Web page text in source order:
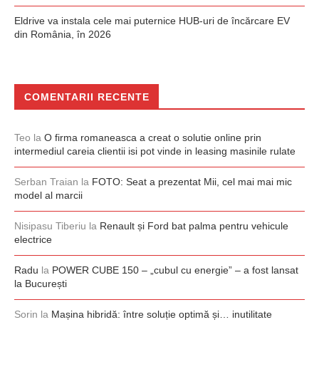
Eldrive va instala cele mai puternice HUB-uri de încărcare EV
din România, în 2026
COMENTARII RECENTE
Teo la O firma romaneasca a creat o solutie online prin
intermediul careia clientii isi pot vinde in leasing masinile rulate
Serban Traian la FOTO: Seat a prezentat Mii, cel mai mai mic
model al marcii
Nisipasu Tiberiu la Renault și Ford bat palma pentru vehicule
electrice
Radu la POWER CUBE 150 – „cubul cu energie” – a fost lansat
la București
Sorin la Mașina hibridă: între soluție optimă și… inutilitate